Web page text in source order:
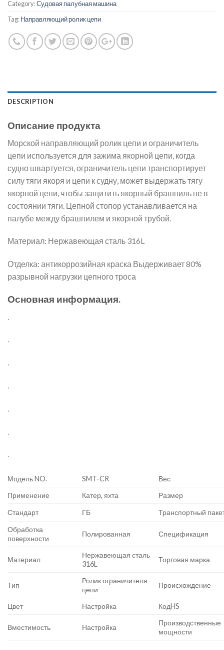
Category:Судовая палубная машина
Tag:Направляющий ролик цепи
DESCRIPTION
Описание продукта
Морской направляющий ролик цепи и ограничитель
цепи используется для зажима якорной цепи, когда
судно швартуется, ограничитель цепи транспортирует
силу тяги якоря и цепи к судну, может выдержать тягу
якорной цепи, чтобы защитить якорный брашпиль не в
состоянии тяги. Цепной стопор устанавливается на
палубе между брашпилем и якорной трубой.
Материал: Нержавеющая сталь 316L
Отделка: антикоррозийная краска Выдерживает 80%
разрывной нагрузки цепного троса
Основная информация.
.
.
.
.
.
Модель NO. SMT-CR
Вес
Применение
Катер, яхта
Размер
Стандарт
ГБ
Транспортный
Обработка
поверхности
Полированная Спецификация
Материал
Нержавеющая сталь
316L
Торговая марка
Тип
Ролик ограничителя
цепи
Происхождение
Цвет Настройка КодHS
Вместимость Настройка
Производственные
мощности